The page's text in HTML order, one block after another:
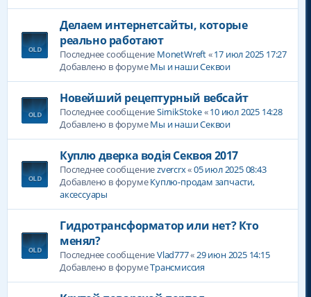
Делаем интернетсайты, которые
реально работают
Последнее сообщение MonetWreft«17 июл 2025 17:27
Добавлено в форумеМы и наши Секвои
Новейший рецептурный вебсайт
Последнее сообщениеSirnikStoke«10 июл 2025 14:28
Добавлено в форумеМы и наши Секвои
Куплю дверка водія Секвоя 2017
Последнее сообщениеzvercrx«05 июл 2025 08:43
Добавлено в форумеКуплю-продам запчасти,
аксессуары
Гидротрансформатор или нет? Кто
менял?
Последнее сообщениеVlad777« 29 июн 2025 14:15
Добавлено в форумеТрансмиссия